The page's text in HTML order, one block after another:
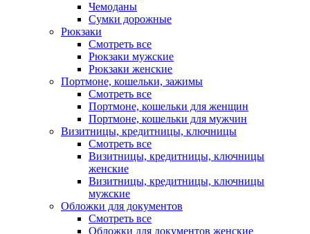
Чемоданы
Сумки дорожные
Рюкзаки
Смотреть все
Рюкзаки мужские
Рюкзаки женские
Портмоне, кошельки, зажимы
Смотреть все
Портмоне, кошельки для женщин
Портмоне, кошельки для мужчин
Визитницы, кредитницы, ключницы
Смотреть все
Визитницы, кредитницы, ключницы
женские
Визитницы, кредитницы, ключницы
мужские
Обложки для документов
Смотреть все
Обложки для документов женские